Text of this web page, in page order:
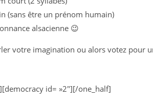
(sans être un prénom humain)
alsacienne 😉
votre imagination ou alors votez pour
id= »2″][/one_half]